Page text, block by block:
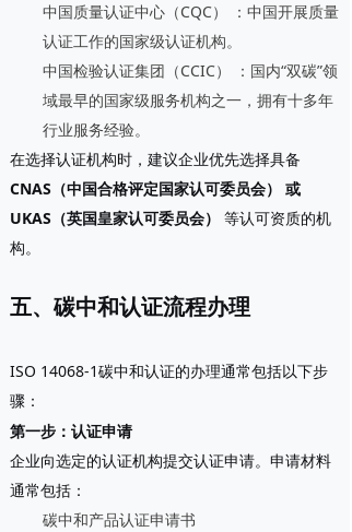
中国质量认证中心（CQC）
：中国开展质量
认证工作的国家级认证机构。
中国检验认证集团（CCIC）
：国内“双碳”领
域最早的国家级服务机构之一，拥有十多年
行业服务经验。
在选择认证机构时，建议企业优先选择具备
CNAS（中国合格评定国家认可委员会）
或
UKAS（英国皇家认可委员会）
等认可资质的机
构。
五、碳中和认证流程办理
ISO 14068-1碳中和认证的办理通常包括以下步
骤：
第一步：认证申请
企业向选定的认证机构提交认证申请。申请材料
通常包括：
碳中和产品认证申请书